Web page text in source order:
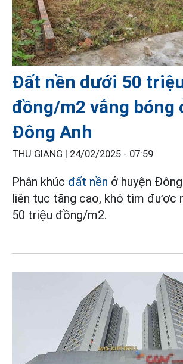
Đất nền dưới 50
đồng/m2 vắng bóng
Đông Anh
THU GIANG | 24/02/2025 - 07:59
Phân khúc đất nền ở huyện
liên tục tăng cao, khó tìm được
50 triệu đồng/m2.